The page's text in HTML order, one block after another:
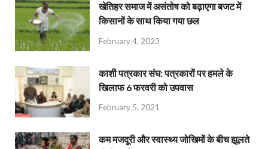
खेतिहर समाज में असंतोष को बढ़ाएगा बजट में
किसानों के साथ किया गया छल
February 4, 2023
काशी पत्रकार संघ: पत्रकारों पर हमले के
खिलाफ 6 फरवरी को उपवास
February 5, 2021
कम मजदूरी और स्वास्थ्य जोखिमों के बीच झूलते